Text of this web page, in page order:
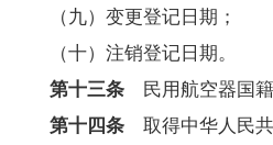
（九）变更登记日期；
（十）注销登记日期。
第十三条民用航空器国籍
第十四条取得中华人民共